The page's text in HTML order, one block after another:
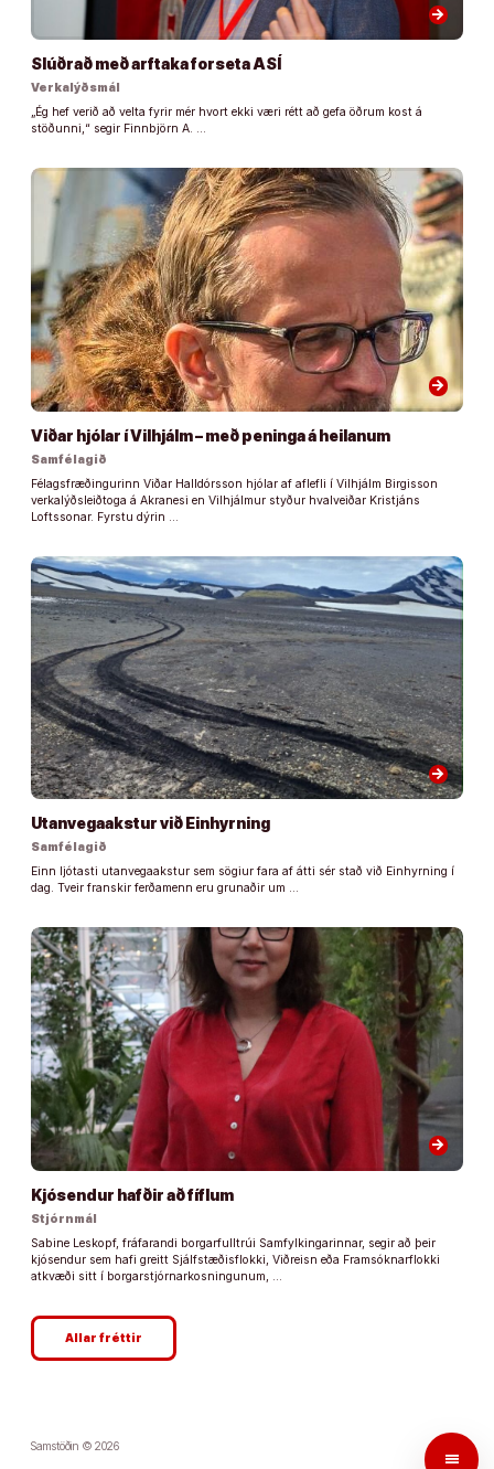
menu
arrow_forward
Slúðrað með arftaka forseta ASÍ
Verkalýðsmál
„Ég hef verið að velta fyrir mér hvort ekki væri rétt að gefa öðrum kost á
stöðunni,“ segir Finnbjörn A. …
arrow_forward
Viðar hjólar í Vilhjálm – með peninga á heilanum
Samfélagið
Félagsfræðingurinn Viðar Halldórsson hjólar af aflefli í Vilhjálm Birgisson
verkalýðsleiðtoga á Akranesi en Vilhjálmur styður hvalveiðar Kristjáns
Loftssonar. Fyrstu dýrin …
arrow_forward
Utanvegaakstur við Einhyrning
Samfélagið
Einn ljótasti utanvegaakstur sem sögiur fara af átti sér stað við Einhyrning í
dag. Tveir franskir ferðamenn eru grunaðir um …
arrow_forward
Kjósendur hafðir að fíflum
Stjórnmál
Sabine Leskopf, fráfarandi borgarfulltrúi Samfylkingarinnar, segir að þeir
kjósendur sem hafi greitt Sjálfstæðisflokki, Viðreisn eða Framsóknarflokki
atkvæði sitt í borgarstjórnarkosningunum, …
Allar fréttir
Samstöðin © 2026